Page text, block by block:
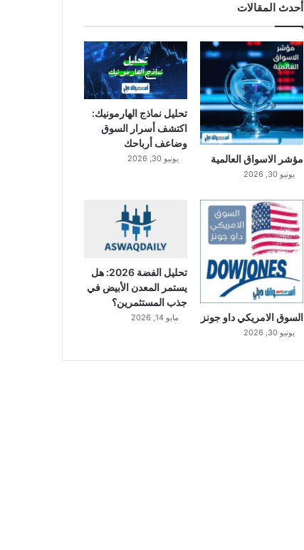
أحدث المقالات
مؤشر الاسواق العالمية
يونيو 30, 2026
تحليل نماذج الهارمونيك:
اكتشف أسرار السوق
وضاعف أرباحك
يونيو 30, 2026
السوق الامريكي داو جونز
يونيو 30, 2026
تحليل الفضة 2026: هل
يستمر المعدن الأبيض في
جذب المستثمرين؟
مايو 14, 2026